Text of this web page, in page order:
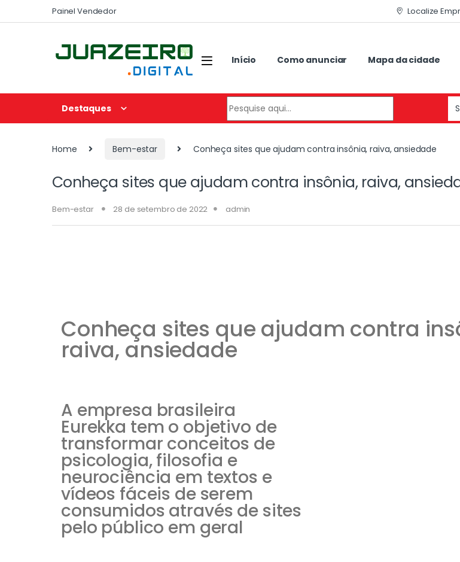
Painel Vendedor Localize
Início Como anunciar Mapa da cidade
Destaques
Home Bem-estar Conheça sites que ajudam contra insônia, raiva, ansiedade
Conheça sites que ajudam contra insônia, raiva,
Bem-estar 28 de setembro de 2022 admin
Conheça sites que ajudam contra
raiva, ansiedade
A empresa brasileira
Eurekka tem o objetivo de
transformar conceitos de
psicologia, filosofia e
neurociência em textos e
vídeos fáceis de serem
consumidos através de sites
pelo público em geral